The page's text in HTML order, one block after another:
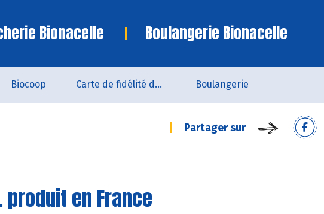
Bionacelle Boulangerie Bionacelle
Biocoop Carte de fidélité du magasin Boulangerie
Partager sur
en France